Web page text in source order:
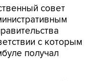
с которым
получал
Святой